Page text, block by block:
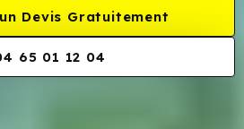
Devis Gratuitement
65 01 12 04